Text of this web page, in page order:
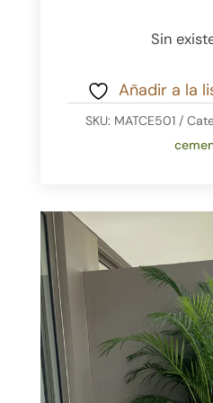
Sin
Añadir a la
SKU: MATCE501